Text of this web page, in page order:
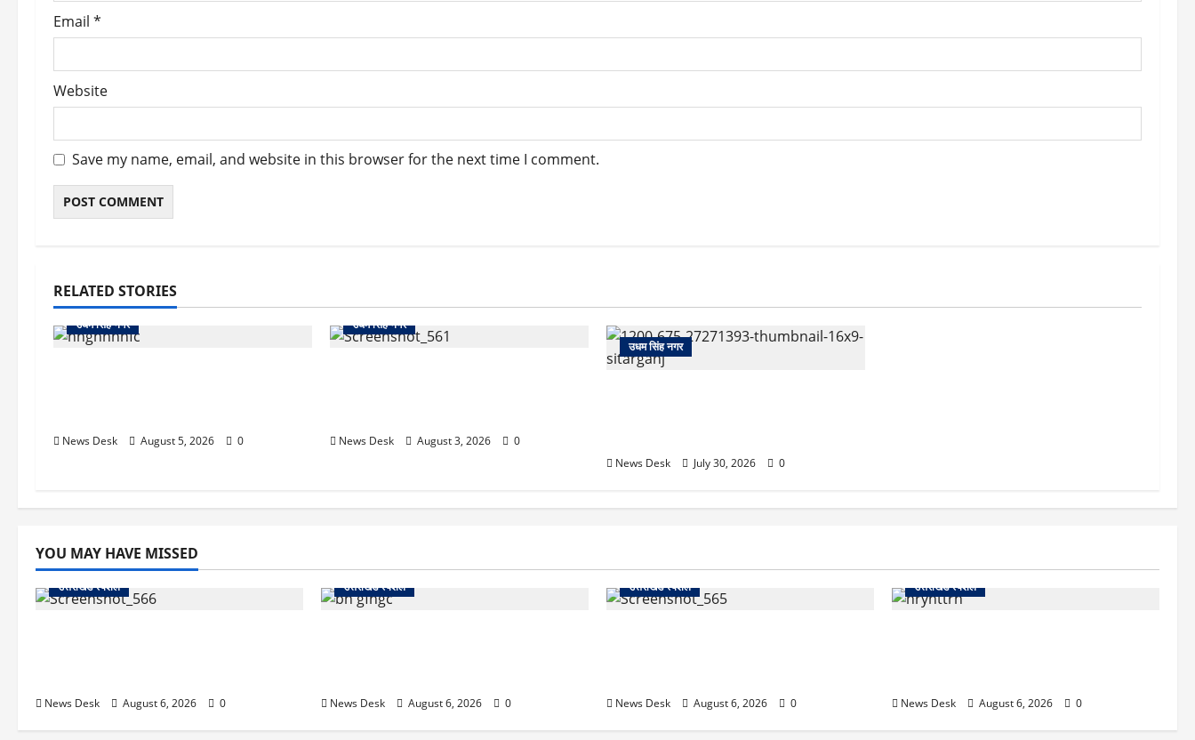
Email *
Website
Save my name, email, and website in this browser for the next time I comment.
RELATED STORIES
उधम सिंह नगर
News Desk August 5, 2026 0
उधम सिंह नगर
News Desk August 3, 2026 0
उधम सिंह नगर
News Desk July 30, 2026 0
YOU MAY HAVE MISSED
उत्तराखंड स्पेशल
News Desk August 6, 2026 0
उत्तराखंड स्पेशल
News Desk August 6, 2026 0
उत्तराखंड स्पेशल
News Desk August 6, 2026 0
उत्तराखंड स्पेशल
News Desk August 6, 2026 0